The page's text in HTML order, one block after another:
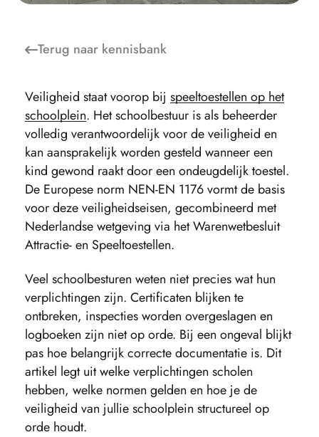
Terug naar kennisbank
Veiligheid staat voorop bij speeltoestellen op het
schoolplein. Het schoolbestuur is als beheerder
volledig verantwoordelijk voor de veiligheid en
kan aansprakelijk worden gesteld wanneer een
kind gewond raakt door een ondeugdelijk toestel.
De Europese norm NEN-EN 1176 vormt de basis
voor deze veiligheidseisen, gecombineerd met
Nederlandse wetgeving via het Warenwetbesluit
Attractie- en Speeltoestellen.
Veel schoolbesturen weten niet precies wat hun
verplichtingen zijn. Certificaten blijken te
ontbreken, inspecties worden overgeslagen en
logboeken zijn niet op orde. Bij een ongeval blijkt
pas hoe belangrijk correcte documentatie is. Dit
artikel legt uit welke verplichtingen scholen
hebben, welke normen gelden en hoe je de
veiligheid van jullie schoolplein structureel op
orde houdt.